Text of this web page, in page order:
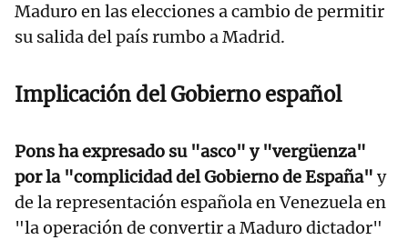
Maduro en las elecciones a cambio de permitir
su salida del país rumbo a Madrid.
Implicación del Gobierno español
Pons ha expresado su "asco" y "vergüenza"
por la "complicidad del Gobierno de España" y
de la representación española en Venezuela en
"la operación de convertir a Maduro dictador"